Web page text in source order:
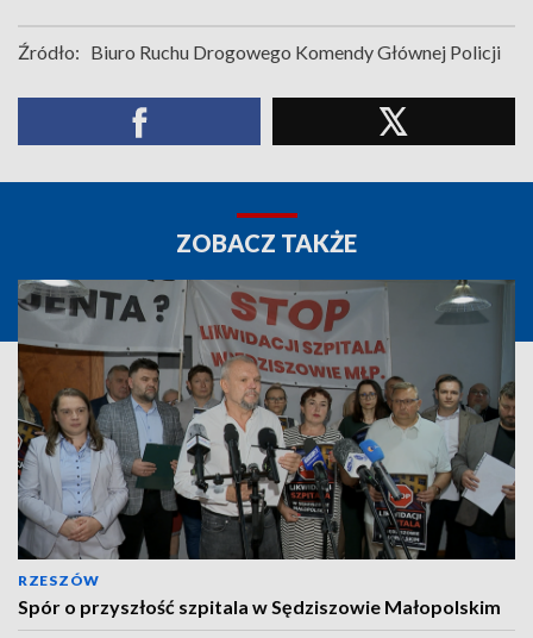
Źródło: Biuro Ruchu Drogowego Komendy Głównej Policji
ZOBACZ TAKŻE
RZESZÓW
Spór o przyszłość szpitala w Sędziszowie Małopolskim